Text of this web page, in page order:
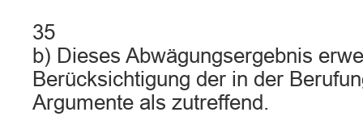
35
b) Dieses Abwägungsergebnis
Berücksichtigung der in der
Argumente als zutreffend.